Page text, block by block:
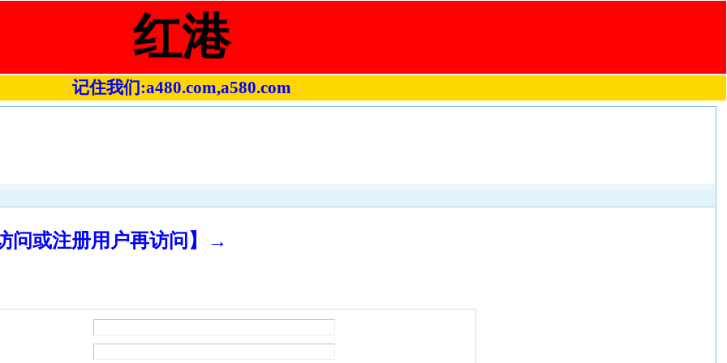
红港
记住我们:a480.com,a580.com
问或注册用户再访问】→